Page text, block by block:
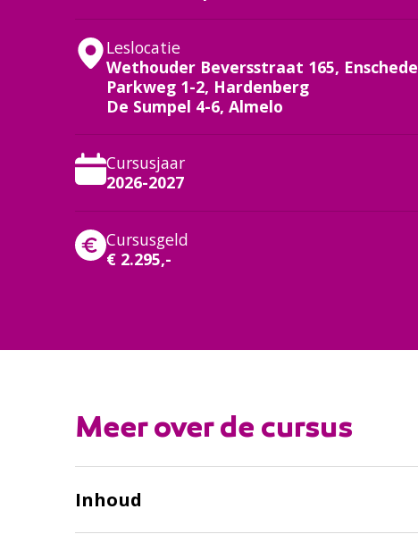
Leslocatie
Wethouder Beversstraat 165, Enschede
Parkweg 1-2, Hardenberg
De Sumpel 4-6, Almelo
Cursusjaar
2026-2027
Cursusgeld
€ 2.295,-
Meer over de cursus
Inhoud